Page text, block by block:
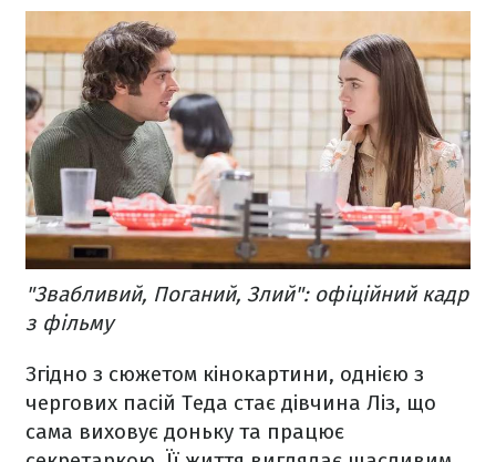
"Звабливий, Поганий, Злий": офіційний кадр
з фільму
Згідно з сюжетом кінокартини, однією з
чергових пасій Теда стає дівчина Ліз, що
сама виховує доньку та працює